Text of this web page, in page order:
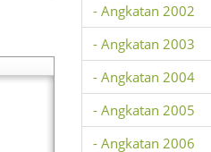
- Angkatan 2002
- Angkatan 2003
- Angkatan 2004
- Angkatan 2005
- Angkatan 2006